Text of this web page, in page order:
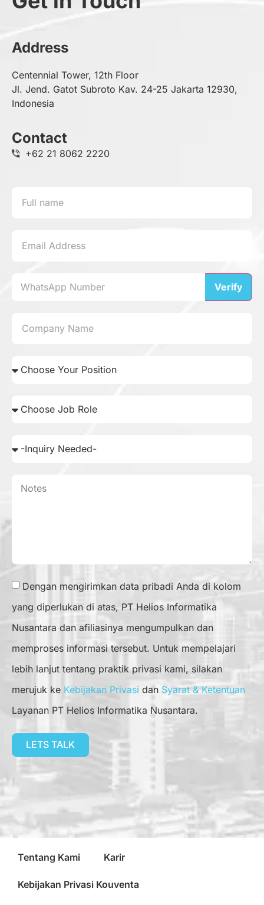
Address
Centennial Tower, 12th Floor
Jl. Jend. Gatot Subroto Kav. 24-25 Jakarta 12930,
Indonesia
Contact
+62 21 8062 2220
Verify
Dengan mengirimkan data pribadi Anda di kolom
yang diperlukan di atas, PT Helios Informatika
Nusantara dan afiliasinya mengumpulkan dan
memproses informasi tersebut. Untuk mempelajari
lebih lanjut tentang praktik privasi kami, silakan
merujuk ke Kebijakan Privasi dan Syarat & Ketentuan
Layanan PT Helios Informatika Nusantara.
LETS TALK
Tentang Kami Karir
Kebijakan Privasi Kouventa